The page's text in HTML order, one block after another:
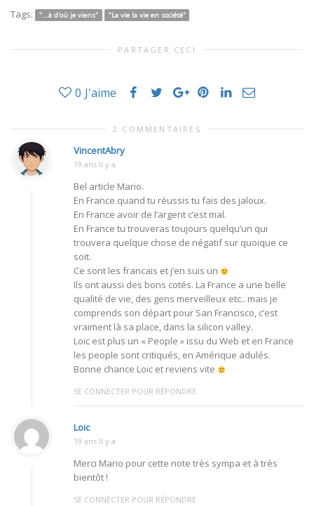
Tags:
"...à d'où je viens" "La vie la vie en société"
PARTAGER CECI
0 J'aime
2 COMMENTAIRES
VincentAbry
19 ans Il y a
Bel article Mario.
En France quand tu réussis tu fais des jaloux.
En France avoir de l’argent c’est mal.
En France tu trouveras toujours quelqu’un qui
trouvera quelque chose de négatif sur quoique ce
soit.
Ce sont les francais et j’en suis un
Ils ont aussi des bons cotés. La France a une belle
qualité de vie, des gens merveilleux etc.. mais je
comprends son départ pour San Francisco, c’est
vraiment là sa place, dans la silicon valley.
Loic est plus un « People » issu du Web et en France
les people sont critiqués, en Amérique adulés.
Bonne chance Loic et reviens vite
SE CONNECTER POUR RÉPONDRE
Loic
19 ans Il y a
Merci Mario pour cette note très sympa et à très
bientôt !
SE CONNECTER POUR RÉPONDRE